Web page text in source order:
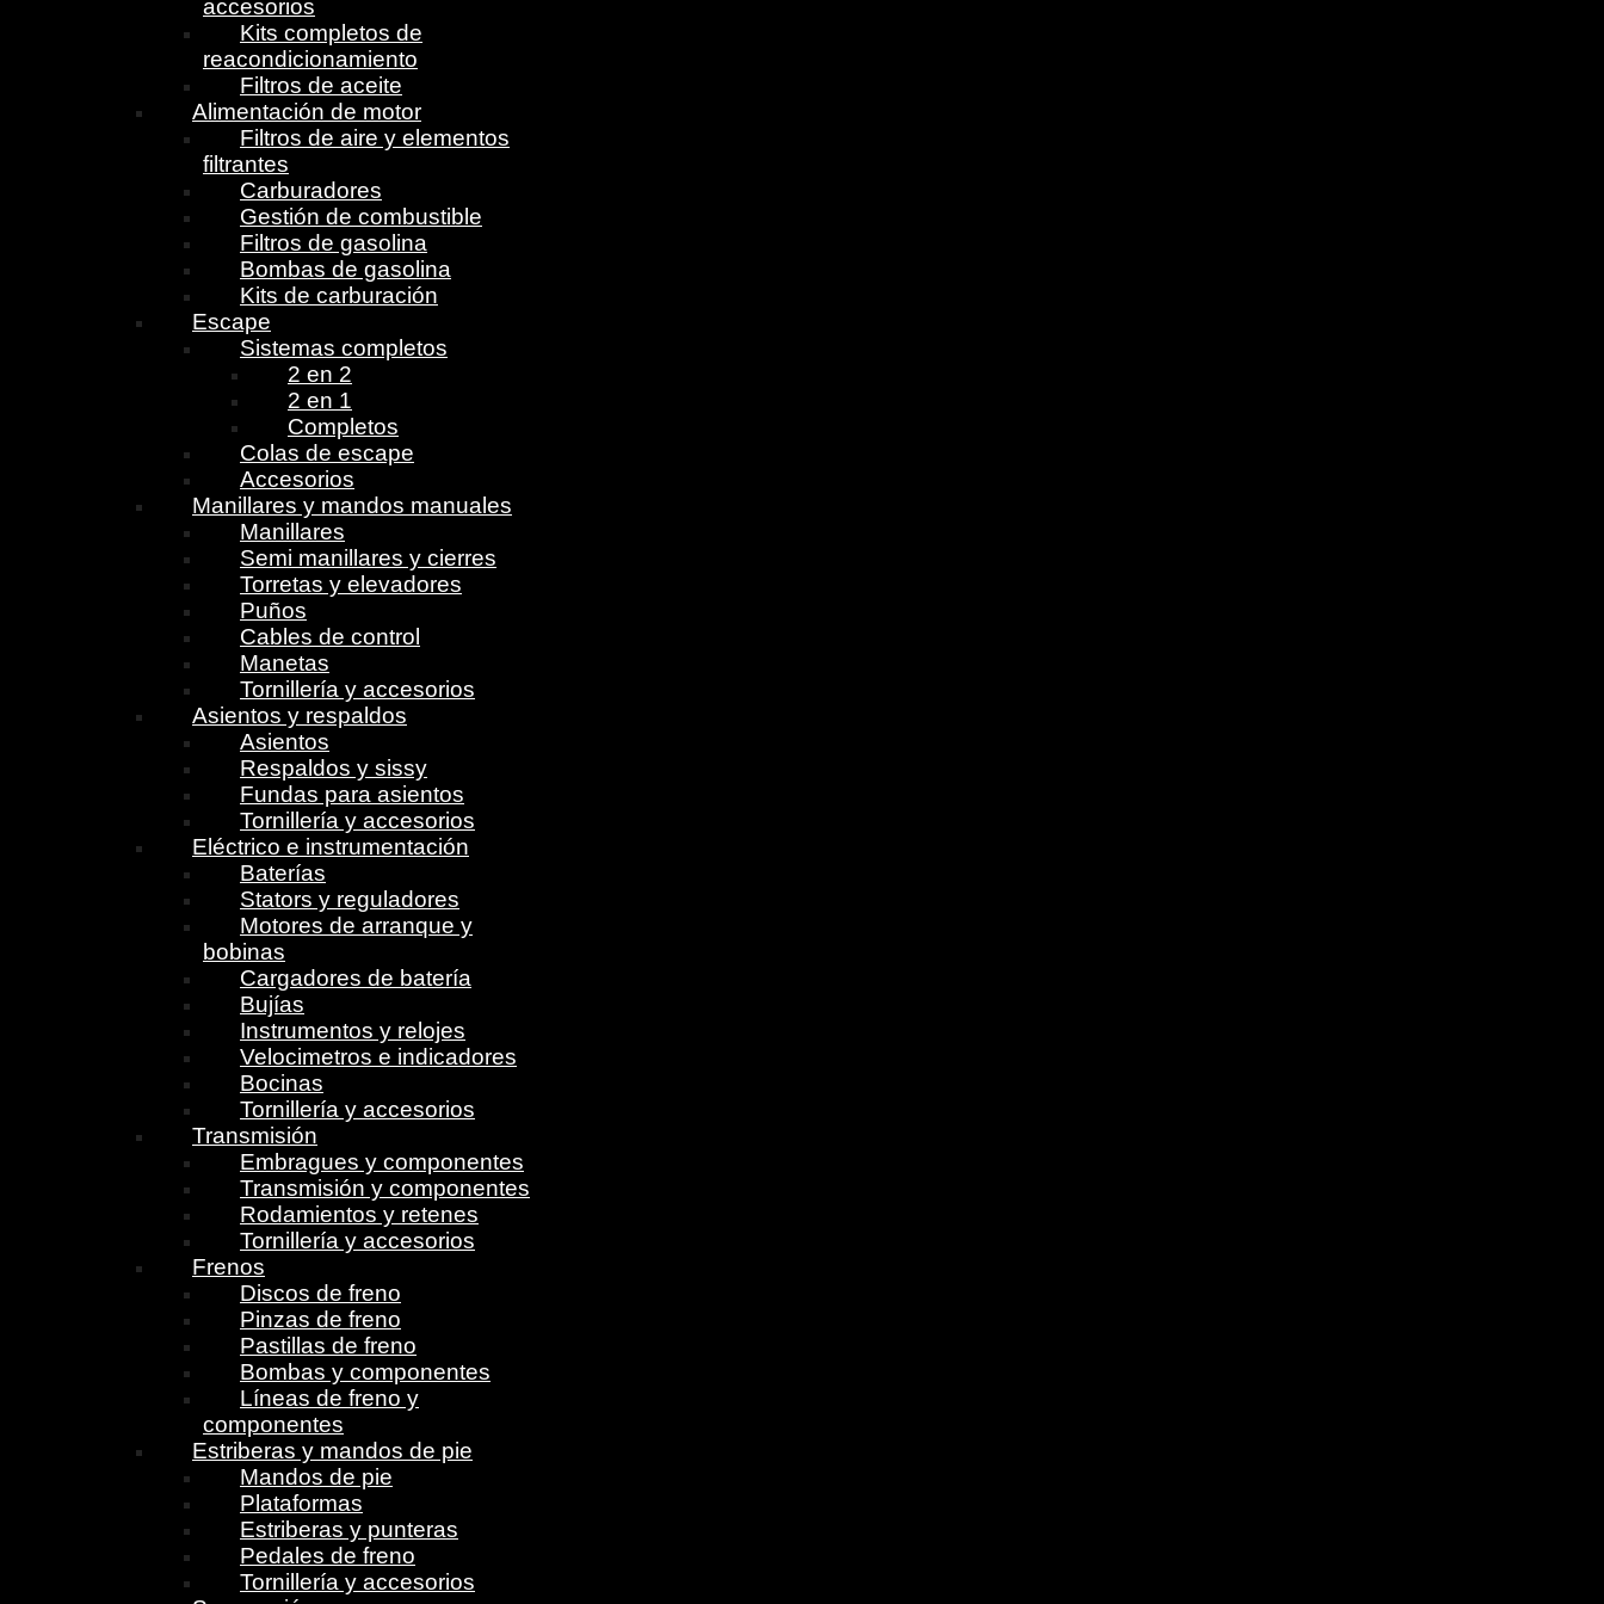
accesorios
Kits completos de
reacondicionamiento
Filtros de aceite
Alimentación de motor
Filtros de aire y elementos
filtrantes
Carburadores
Gestión de combustible
Filtros de gasolina
Bombas de gasolina
Kits de carburación
Escape
Sistemas completos
2 en 2
2 en 1
Completos
Colas de escape
Accesorios
Manillares y mandos manuales
Manillares
Semi manillares y cierres
Torretas y elevadores
Puños
Cables de control
Manetas
Tornillería y accesorios
Asientos y respaldos
Asientos
Respaldos y sissy
Fundas para asientos
Tornillería y accesorios
Eléctrico e instrumentación
Baterías
Stators y reguladores
Motores de arranque y
bobinas
Cargadores de batería
Bujías
Instrumentos y relojes
Velocimetros e indicadores
Bocinas
Tornillería y accesorios
Transmisión
Embragues y componentes
Transmisión y componentes
Rodamientos y retenes
Tornillería y accesorios
Frenos
Discos de freno
Pinzas de freno
Pastillas de freno
Bombas y componentes
Líneas de freno y
componentes
Estriberas y mandos de pie
Mandos de pie
Plataformas
Estriberas y punteras
Pedales de freno
Tornillería y accesorios